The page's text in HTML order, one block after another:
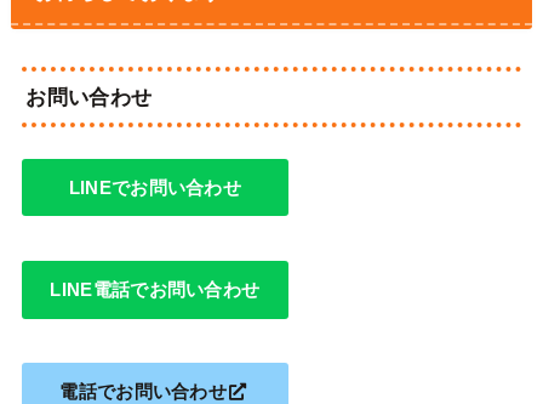
お問い合わせ
LINEでお問い合わせ
LINE電話でお問い合わせ
電話でお問い合わせ